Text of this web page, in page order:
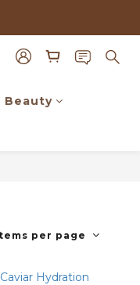
Beauty
per page